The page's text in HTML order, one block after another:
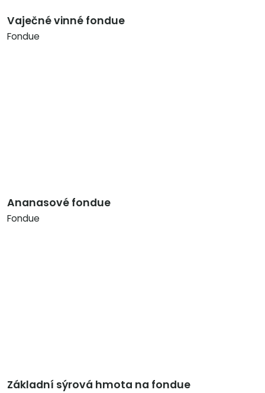
Vaječné vinné fondue
Fondue
Ananasové fondue
Fondue
Základní sýrová hmota na fondue